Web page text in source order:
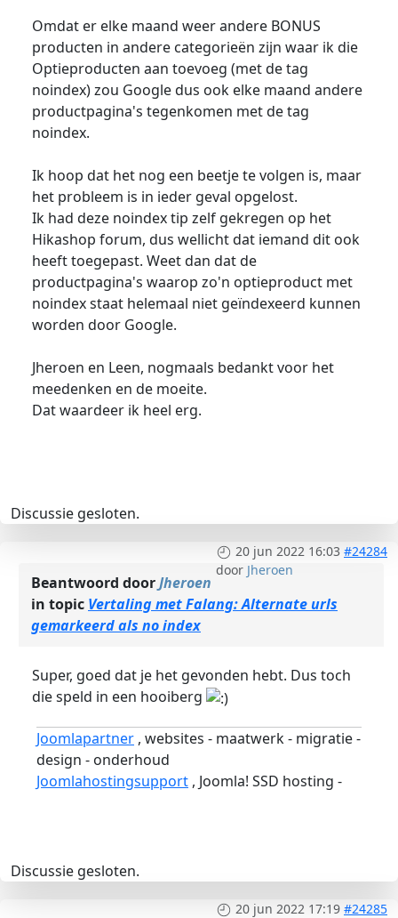
Omdat er elke maand weer andere BONUS
producten in andere categorieën zijn waar ik die
Optieproducten aan toevoeg (met de tag
noindex) zou Google dus ook elke maand andere
productpagina's tegenkomen met de tag
noindex.
Ik hoop dat het nog een beetje te volgen is, maar
het probleem is in ieder geval opgelost.
Ik had deze noindex tip zelf gekregen op het
Hikashop forum, dus wellicht dat iemand dit ook
heeft toegepast. Weet dan dat de
productpagina's waarop zo'n optieproduct met
noindex staat helemaal niet geïndexeerd kunnen
worden door Google.
Jheroen en Leen, nogmaals bedankt voor het
meedenken en de moeite.
Dat waardeer ik heel erg.
Discussie gesloten.
20 jun 2022 16:03 #24284
door Jheroen
Beantwoord doorJheroen
in topic Vertaling met Falang: Alternate urls
gemarkeerd als no index
Super, goed dat je het gevonden hebt. Dus toch
die speld in een hooiberg
Joomlapartner , websites - maatwerk - migratie -
design - onderhoud
Joomlahostingsupport , Joomla! SSD hosting -
Discussie gesloten.
20 jun 2022 17:19 #24285